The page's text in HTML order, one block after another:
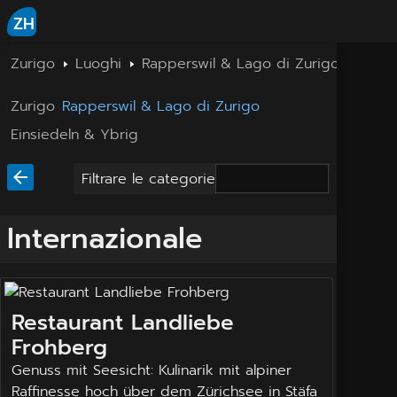
ZH
Zurigo Luoghi Rapperswil & Lago di Zurigo
Zurigo Rapperswil & Lago di Zurigo
Einsiedeln & Ybrig
Filtrare le categorie
Internazionale
Restaurant Landliebe
Frohberg
Genuss mit Seesicht: Kulinarik mit alpiner
Raffinesse hoch über dem Zürichsee in Stäfa